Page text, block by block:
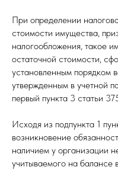
При определении
стоимости имущества,
налогообложения, такое
остаточной стоимости,
установленным порядком
утвержденным в учетной
первый пункта 3 статьи
Исходя из подпункта 1
возникновение
наличием у организации
учитываемого на балансе